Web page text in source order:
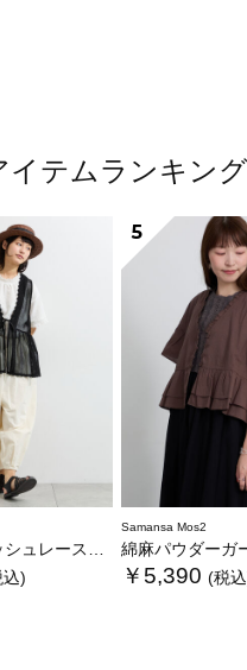
イテムランキング
レースベスト
)
5
Samansa Mos2
綿麻パウダーガーゼ
￥5,390 (税